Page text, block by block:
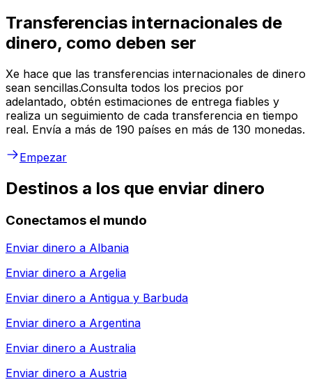
Transferencias internacionales de
dinero, como deben ser
Xe hace que las transferencias internacionales de dinero
sean sencillas.Consulta todos los precios por
adelantado, obtén estimaciones de entrega fiables y
realiza un seguimiento de cada transferencia en tiempo
real. Envía a más de 190 países en más de 130 monedas.
Empezar
Destinos a los que enviar dinero
Conectamos el mundo
Enviar dinero a Albania
Enviar dinero a Argelia
Enviar dinero a Antigua y Barbuda
Enviar dinero a Argentina
Enviar dinero a Australia
Enviar dinero a Austria